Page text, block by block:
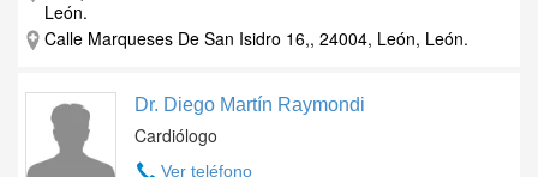
León.
Calle Marqueses De San Isidro 16,, 24004, León, León.
Dr. Diego Martín Raymondi
Cardiólogo
Ver teléfono